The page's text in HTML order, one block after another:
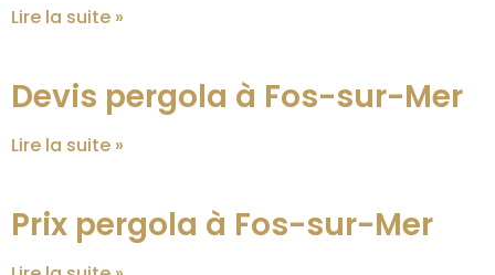
Lire la suite »
Devis pergola à Fos-sur-Mer
Lire la suite »
Prix pergola à Fos-sur-Mer